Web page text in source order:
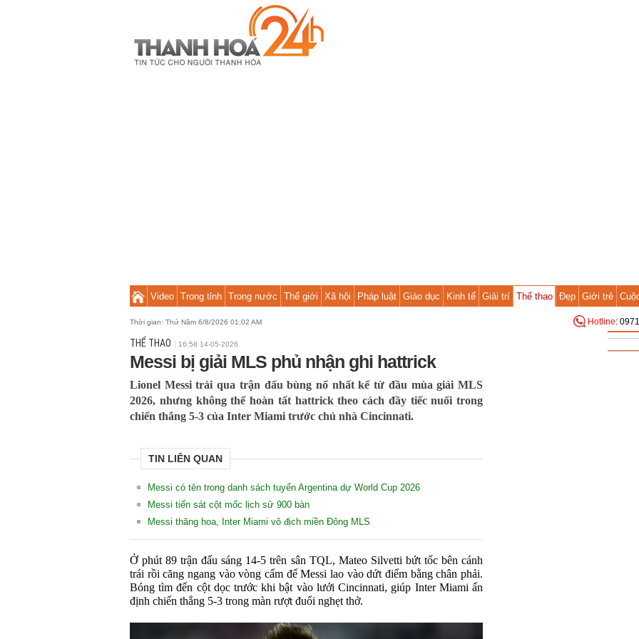
Video Trong tỉnh Trong nước Thế giới Xã hội Pháp luật Giáo dục Kinh tế Giải trí Thể thao Đẹp Giới trẻ
Thời gian: Thứ Năm 6/8/2026 01:02 AM Hotline:
THỂ THAO 16:58 14-05-2026
Messi bị giải MLS phủ nhận ghi hattrick
Lionel Messi trải qua trận đấu bùng nổ nhất kể từ đầu mùa giải MLS
2026, nhưng không thể hoàn tất hattrick theo cách đầy tiếc nuối trong
chiến thắng 5-3 của Inter Miami trước chủ nhà Cincinnati.
TIN LIÊN QUAN
Messi có tên trong danh sách tuyển Argentina dự World Cup 2026
Messi tiến sát cột mốc lịch sử 900 bàn
Messi thăng hoa, Inter Miami vô địch miền Đông MLS
Ở phút 89 trận đấu sáng 14-5 trên sân TQL, Mateo Silvetti bứt tốc bên cánh
trái rồi căng ngang vào vòng cấm để Messi lao vào dứt điểm bằng chân phải.
Bóng tìm đến cột dọc trước khi bật vào lưới Cincinnati, giúp Inter Miami ấn
định chiến thắng 5-3 trong màn rượt đuổi nghẹt thở.